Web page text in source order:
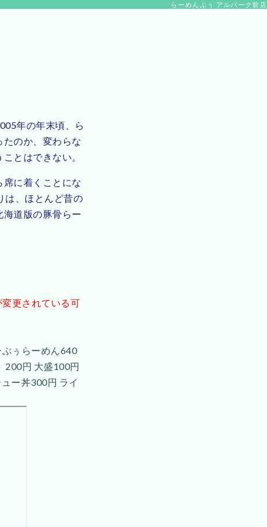
らーめんぶぅ アルパーク前店
年の年末頃、ら
のか、変わらな
とはできない。
に着くことにな
は、ほとんど昔の
道版の豚骨らー
更されている可
ぅらーめん640
200円 大盛100円
ー丼300円 ライ